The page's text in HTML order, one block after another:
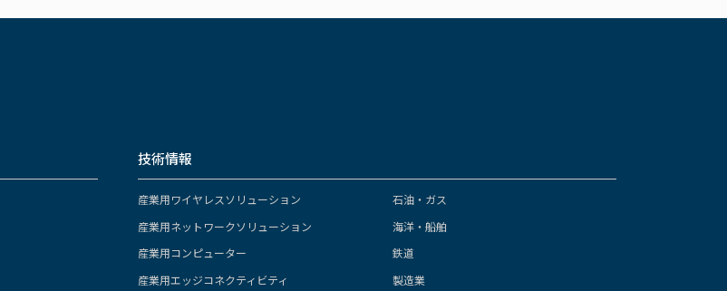
技術情報
産業用ワイヤレスソリューション
産業用ネットワークソリューション
産業用コンピューター
産業用エッジコネクティビティ
石油・ガス
海洋・船舶
鉄道
製造業